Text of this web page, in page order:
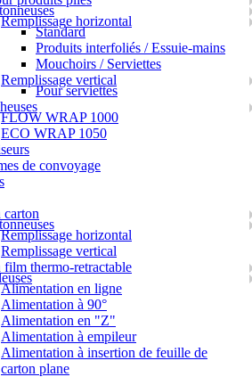
Remplissage horizontal
Standard
Produits interfoliés / Essuie-mains
Mouchoirs / Serviettes
Remplissage vertical
Pour serviettes
FLOW WRAP 1000
ECO WRAP 1050
de convoyage
carton
Remplissage horizontal
Remplissage vertical
film thermo-retractable
Alimentation en ligne
Alimentation à 90°
Alimentation en "Z"
Alimentation à empileur
Alimentation à insertion de feuille de
carton plane